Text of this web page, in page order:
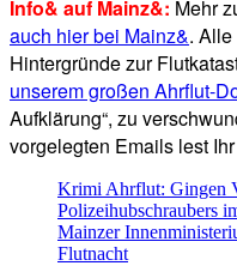
Info& auf Mainz&: Mehr
auch hier bei Mainz&.
Hintergründe zur
unserem großen Ahrflut-
Aufklärung“, zu
vorgelegten Emails lest
Krimi Ahrflut: Gingen
Polizeihubschraubers
Mainzer
Flutnacht